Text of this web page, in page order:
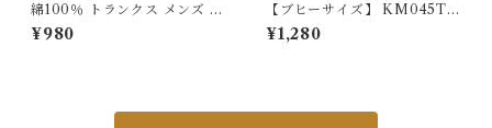
綿100％ トランクス メンズ メ
ンズ下着 インナーパンツ パン
ツ 男性 男子 男性下着 綿 コッ
7238 スイモク【水沐良品】
¥980
【ブヒーサイズ】 KM045TS
大型犬 服 犬 夏服 綿100％ T
シャツ 無地 シンプル コットン
ドッグウェア ペットウェア ペ
¥1,280